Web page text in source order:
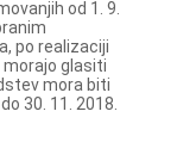
od 1. 9.
po realizaciji
glasiti
mora biti
30. 11. 2018.